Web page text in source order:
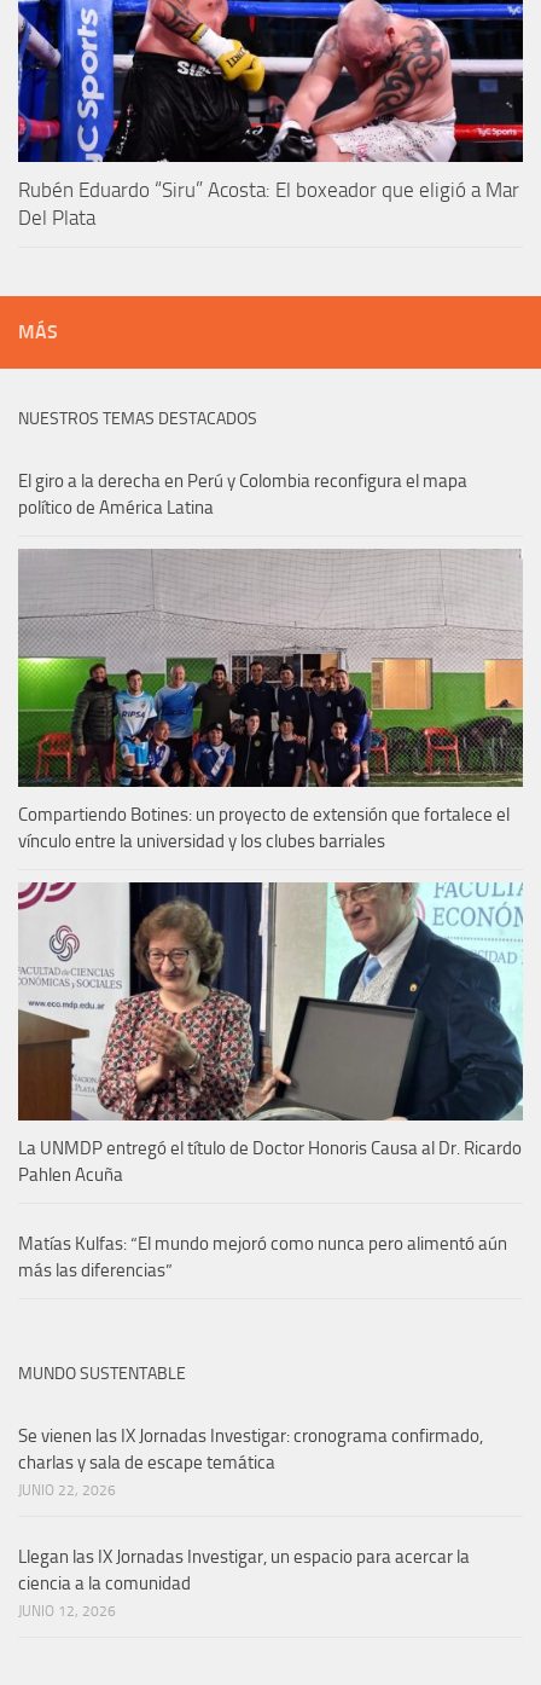
Rubén Eduardo “Siru” Acosta: El boxeador que eligió a Mar
Del Plata
MÁS
NUESTROS TEMAS DESTACADOS
El giro a la derecha en Perú y Colombia reconfigura el mapa
político de América Latina
Compartiendo Botines: un proyecto de extensión que fortalece el
vínculo entre la universidad y los clubes barriales
La UNMDP entregó el título de Doctor Honoris Causa al Dr. Ricardo
Pahlen Acuña
Matías Kulfas: “El mundo mejoró como nunca pero alimentó aún
más las diferencias”
MUNDO SUSTENTABLE
Se vienen las IX Jornadas Investigar: cronograma confirmado,
charlas y sala de escape temática
JUNIO 22, 2026
Llegan las IX Jornadas Investigar, un espacio para acercar la
ciencia a la comunidad
JUNIO 12, 2026